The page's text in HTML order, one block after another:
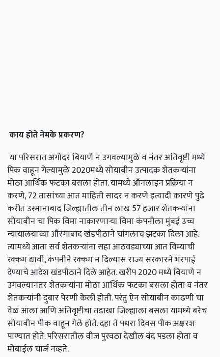
कायहोतेनेमकेप्रकरण?
या परिसरात अगोदर बियाणे न उगवल्यामुळे व नंतर अतिवृष्टी मध्ये
पिक वाहून गेल्यामुळे 2020मध्ये सोयाबीन उत्पादक शेतकऱ्यांना
मोठा आर्थिक फटका बसला होता. यामध्ये ऑनलाइन प्रक्रिया न
करणे, 72 तासांच्या आत माहिती सादर न करणे इत्यादी कारणे पुढे
करीत उस्मानाबाद जिल्ह्यातील तीन लाख 57 हजार शेतकऱ्यांना
सोयाबीन चा पिक विमा नाकारणार्‍या विमा कंपनीला मुंबई उच्च
न्यायालयाच्या औरंगाबाद खंडपीठाने चांगलाच झटका दिला आहे.
त्यामध्ये आता सर्व शेतकऱ्यांना सहा आठवड्याच्या आत विम्याची
रक्कम द्यावी, कंपनीने रक्कम न दिल्यास राज्य सरकारने भरपाई
देण्याचे आदेश खंडपीठाने दिले आहेत. खरीप 2020 मध्ये बियाणे न
उगवल्यानंतर शेतकर्‍यांना मोठा आर्थिक फटका बसला होता व नंतर
शेतकऱ्यांनी दुबार पेरणी केली होती. परंतु ऐन सोयाबीन काढणी चा
वेळ आला आणि अतिवृष्टीचा तडाखा जिल्ह्याला बसला यामध्ये बरेच
सोयाबीन पीक वाहून गेले होते. दहा ते पंधरा दिवस पीक अक्षरशः
पाण्यात होते. परिसरातील वीज पुरवठा देखील बंद पडला होता व
मोबाईल चार्ज नव्हते.